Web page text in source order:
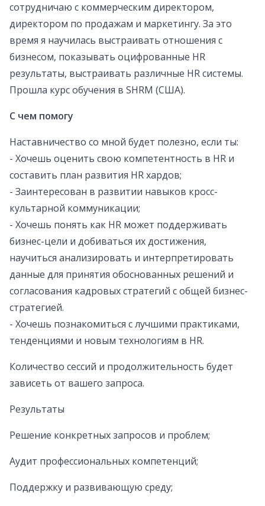
сотрудничаю с коммерческим директором,
директором по продажам и маркетингу. За это
время я научилась выстраивать отношения с
бизнесом, показывать оцифрованные HR
результаты, выстраивать различные HR системы.
Прошла курс обучения в SHRM (США).
С чем помогу
Наставничество со мной будет полезно, если ты:
- Хочешь оценить свою компетентность в HR и
составить план развития HR хардов;
- Заинтересован в развитии навыков кросс-
культарной коммуникации;
- Хочешь понять как HR может поддерживать
бизнес-цели и добиваться их достижения,
научиться анализировать и интерпретировать
данные для принятия обоснованных решений и
согласования кадровых стратегий с общей бизнес-
стратегией.
- Хочешь познакомиться с лучшими практиками,
тенденциями и новым технологиям в HR.
Количество сессий и продолжительность будет
зависеть от вашего запроса.
Результаты
Решение конкретных запросов и проблем;
Аудит профессиональных компетенций;
Поддержку и развивающую среду;